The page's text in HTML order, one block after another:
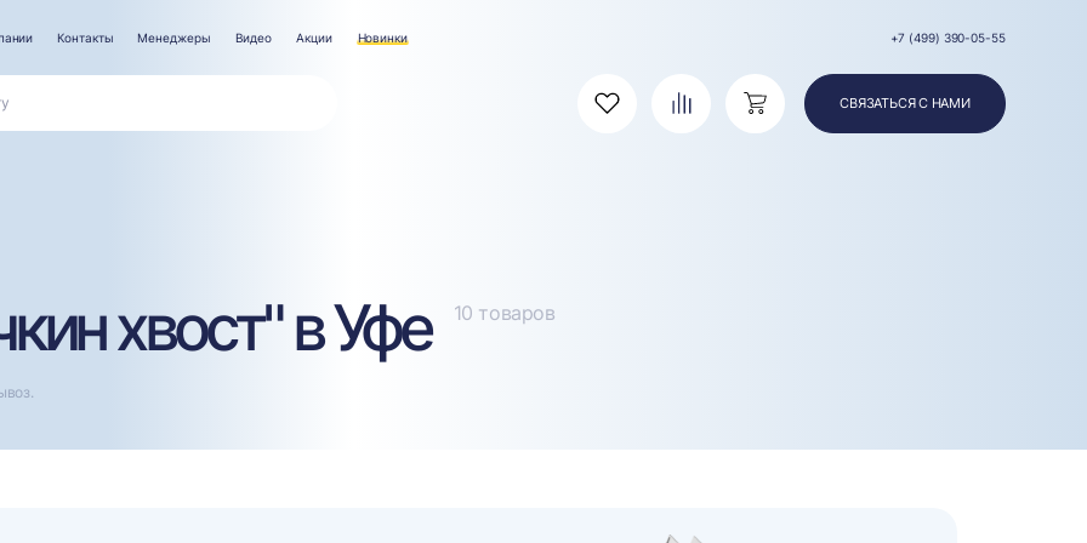
Контакты Менеджеры Видео Акции Новинки +7 (499) 390-05-55
Избранное СравнениеКорзина СВЯЗАТЬСЯ С НАМИ
хвост" в Уфе 10 товаров